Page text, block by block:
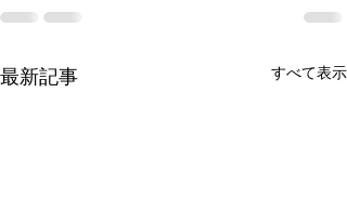
最新記事 すべて表示